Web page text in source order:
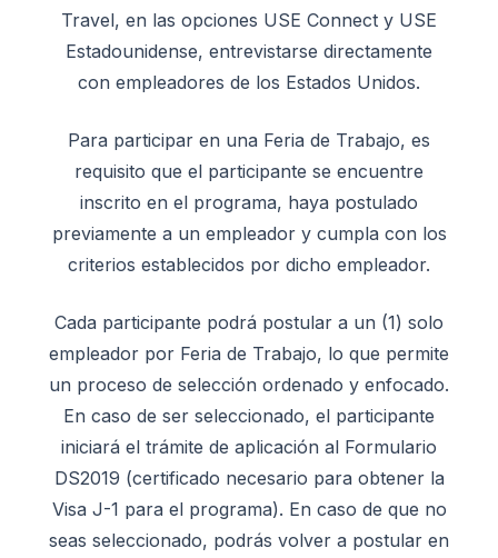
Travel, en las opciones USE Connect y USE
Estadounidense, entrevistarse directamente
con empleadores de los Estados Unidos.
Para participar en una Feria de Trabajo, es
requisito que el participante se encuentre
inscrito en el programa, haya postulado
previamente a un empleador y cumpla con los
criterios establecidos por dicho empleador.
Cada participante podrá postular a un (1) solo
empleador por Feria de Trabajo, lo que permite
un proceso de selección ordenado y enfocado.
En caso de ser seleccionado, el participante
iniciará el trámite de aplicación al Formulario
DS2019 (certificado necesario para obtener la
Visa J-1 para el programa). En caso de que no
seas seleccionado, podrás volver a postular en